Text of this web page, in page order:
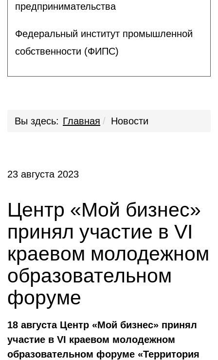
предпринимательства
Федеральный институт промышленной
собственности (ФИПС)
Вы здесь: Главная Новости
23 августа 2023
Центр «Мой бизнес»
принял участие в VI
краевом молодежном
образовательном
форуме
18 августа Центр «Мой бизнес» принял
участие в VI краевом молодежном
образовательном форуме «Территория